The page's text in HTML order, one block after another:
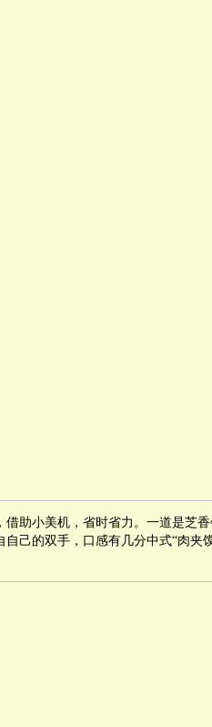
助小美机，省时省力。一道是芝
己的双手，口感有几分中式“肉夹